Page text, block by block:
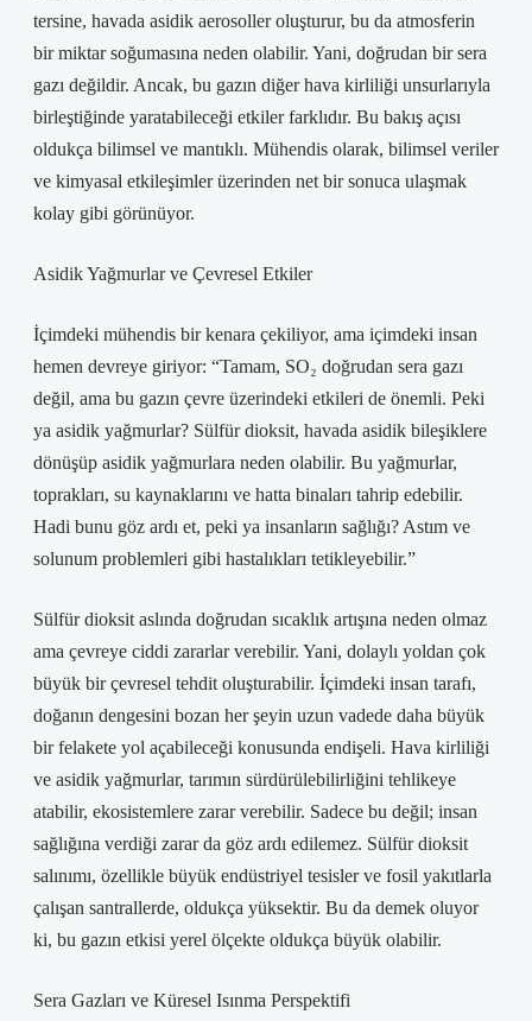
tersine, havada asidik aerosoller oluşturur, bu da atmosferin
bir miktar soğumasına neden olabilir. Yani, doğrudan bir sera
gazı değildir. Ancak, bu gazın diğer hava kirliliği unsurlarıyla
birleştiğinde yaratabileceği etkiler farklıdır. Bu bakış açısı
oldukça bilimsel ve mantıklı. Mühendis olarak, bilimsel veriler
ve kimyasal etkileşimler üzerinden net bir sonuca ulaşmak
kolay gibi görünüyor.
Asidik Yağmurlar ve Çevresel Etkiler
İçimdeki mühendis bir kenara çekiliyor, ama içimdeki insan
hemen devreye giriyor: “Tamam, SO₂ doğrudan sera gazı
değil, ama bu gazın çevre üzerindeki etkileri de önemli. Peki
ya asidik yağmurlar? Sülfür dioksit, havada asidik bileşiklere
dönüşüp asidik yağmurlara neden olabilir. Bu yağmurlar,
toprakları, su kaynaklarını ve hatta binaları tahrip edebilir.
Hadi bunu göz ardı et, peki ya insanların sağlığı? Astım ve
solunum problemleri gibi hastalıkları tetikleyebilir.”
Sülfür dioksit aslında doğrudan sıcaklık artışına neden olmaz
ama çevreye ciddi zararlar verebilir. Yani, dolaylı yoldan çok
büyük bir çevresel tehdit oluşturabilir. İçimdeki insan tarafı,
doğanın dengesini bozan her şeyin uzun vadede daha büyük
bir felakete yol açabileceği konusunda endişeli. Hava kirliliği
ve asidik yağmurlar, tarımın sürdürülebilirliğini tehlikeye
atabilir, ekosistemlere zarar verebilir. Sadece bu değil; insan
sağlığına verdiği zarar da göz ardı edilemez. Sülfür dioksit
salınımı, özellikle büyük endüstriyel tesisler ve fosil yakıtlarla
çalışan santrallerde, oldukça yüksektir. Bu da demek oluyor
ki, bu gazın etkisi yerel ölçekte oldukça büyük olabilir.
Sera Gazları ve Küresel Isınma Perspektifi